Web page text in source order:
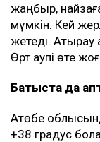
жаңбыр,
мүмкін. Кей
жетеді. Атырау
Өрт қаупі өте
Батыста да
Ақтөбе
+38 градус